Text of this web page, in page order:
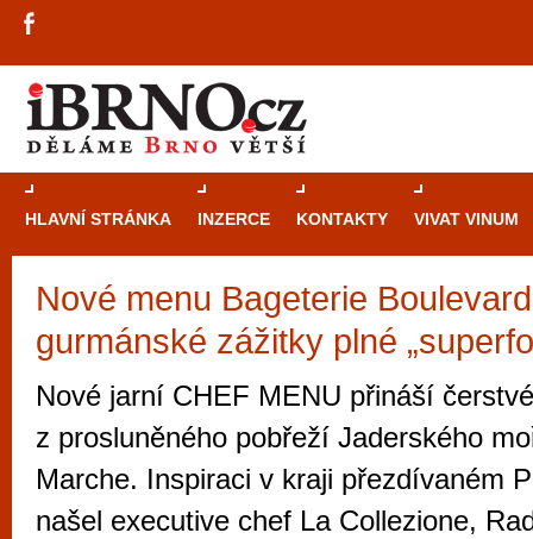
HLAVNÍ STRÁNKA INZERCE KONTAKTY VIVAT VINUM
Nové menu Bageterie
gurmánské zážitky plné
Nové jarní CHEF MENU přináší
z prosluněného pobřeží Jaderského
Marche. Inspiraci v kraji přezdívaném
našel executive chef La Collezione,
Průvodce
Brně: Od
Brno je
zajímavé
restaurace,
Mimo jiné je ale také místem, kde si